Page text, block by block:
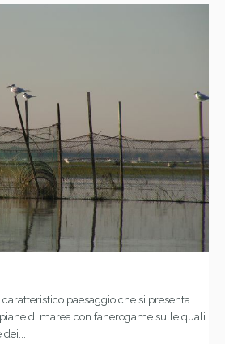
caratteristico paesaggio che si presenta
di marea con fanerogame sulle quali